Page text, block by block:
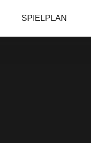
SPIELPLAN